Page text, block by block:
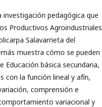
pedagógica que
Productivos Agroindustriales
Salavarrieta del
muestra cómo se pueden
básica secundaria,
con la función lineal y afín,
comprensión e
variacional y